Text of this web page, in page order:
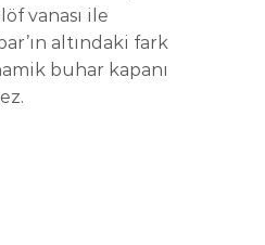
vanası ile
altındaki fark
buhar kapanı